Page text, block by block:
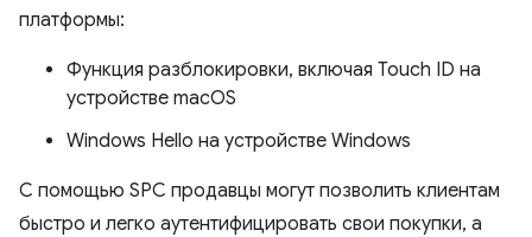
платформы:
Функция разблокировки, включая Touch ID на
устройстве macOS
Windows Hello на устройстве Windows
С помощью SPC продавцы могут позволить клиентам
быстро и легко аутентифицировать свои покупки, а